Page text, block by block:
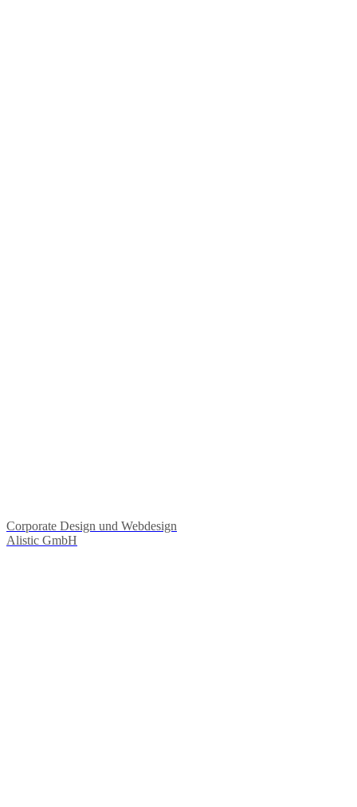
Corporate Design und Webdesign
Alistic GmbH